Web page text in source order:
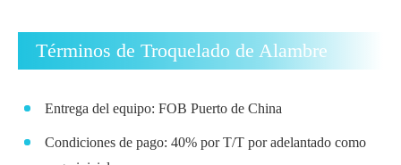
Términos de Troquelado de Alambre
Entrega del equipo: FOB Puerto de China
Condiciones de pago: 40% por T/T por adelantado como